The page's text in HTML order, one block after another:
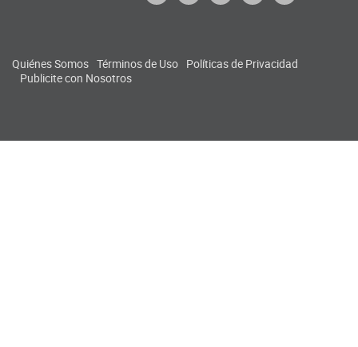
Quiénes Somos Términos de Uso Políticas de Privacidad
Publicite con Nosotros